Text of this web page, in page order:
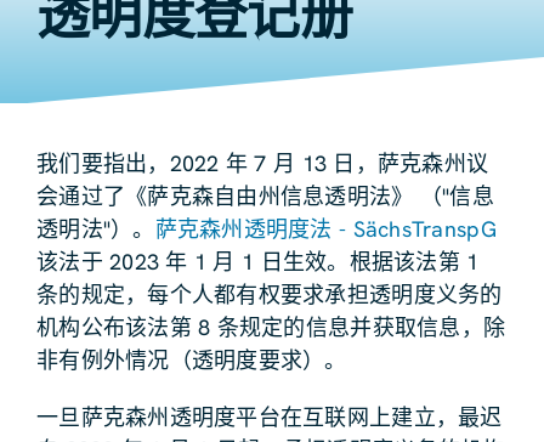
透明度登记册
我们要指出，2022 年 7 月 13 日，萨克森州议
会通过了《萨克森自由州信息透明法》 （"信息
透明法"）。 萨克森州透明度法 - SächsTranspG
该法于 2023 年 1 月 1 日生效。根据该法第 1
条的规定，每个人都有权要求承担透明度义务的
机构公布该法第 8 条规定的信息并获取信息，除
非有例外情况（透明度要求）。
一旦萨克森州透明度平台在互联网上建立，最迟